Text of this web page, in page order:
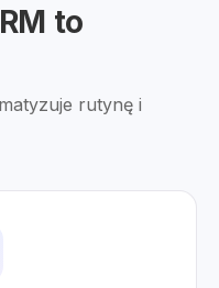
to
rutynę i